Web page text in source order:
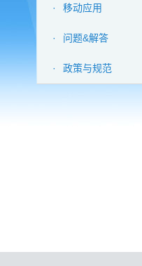
· 移动应用
· 问题&解答
· 政策与规范